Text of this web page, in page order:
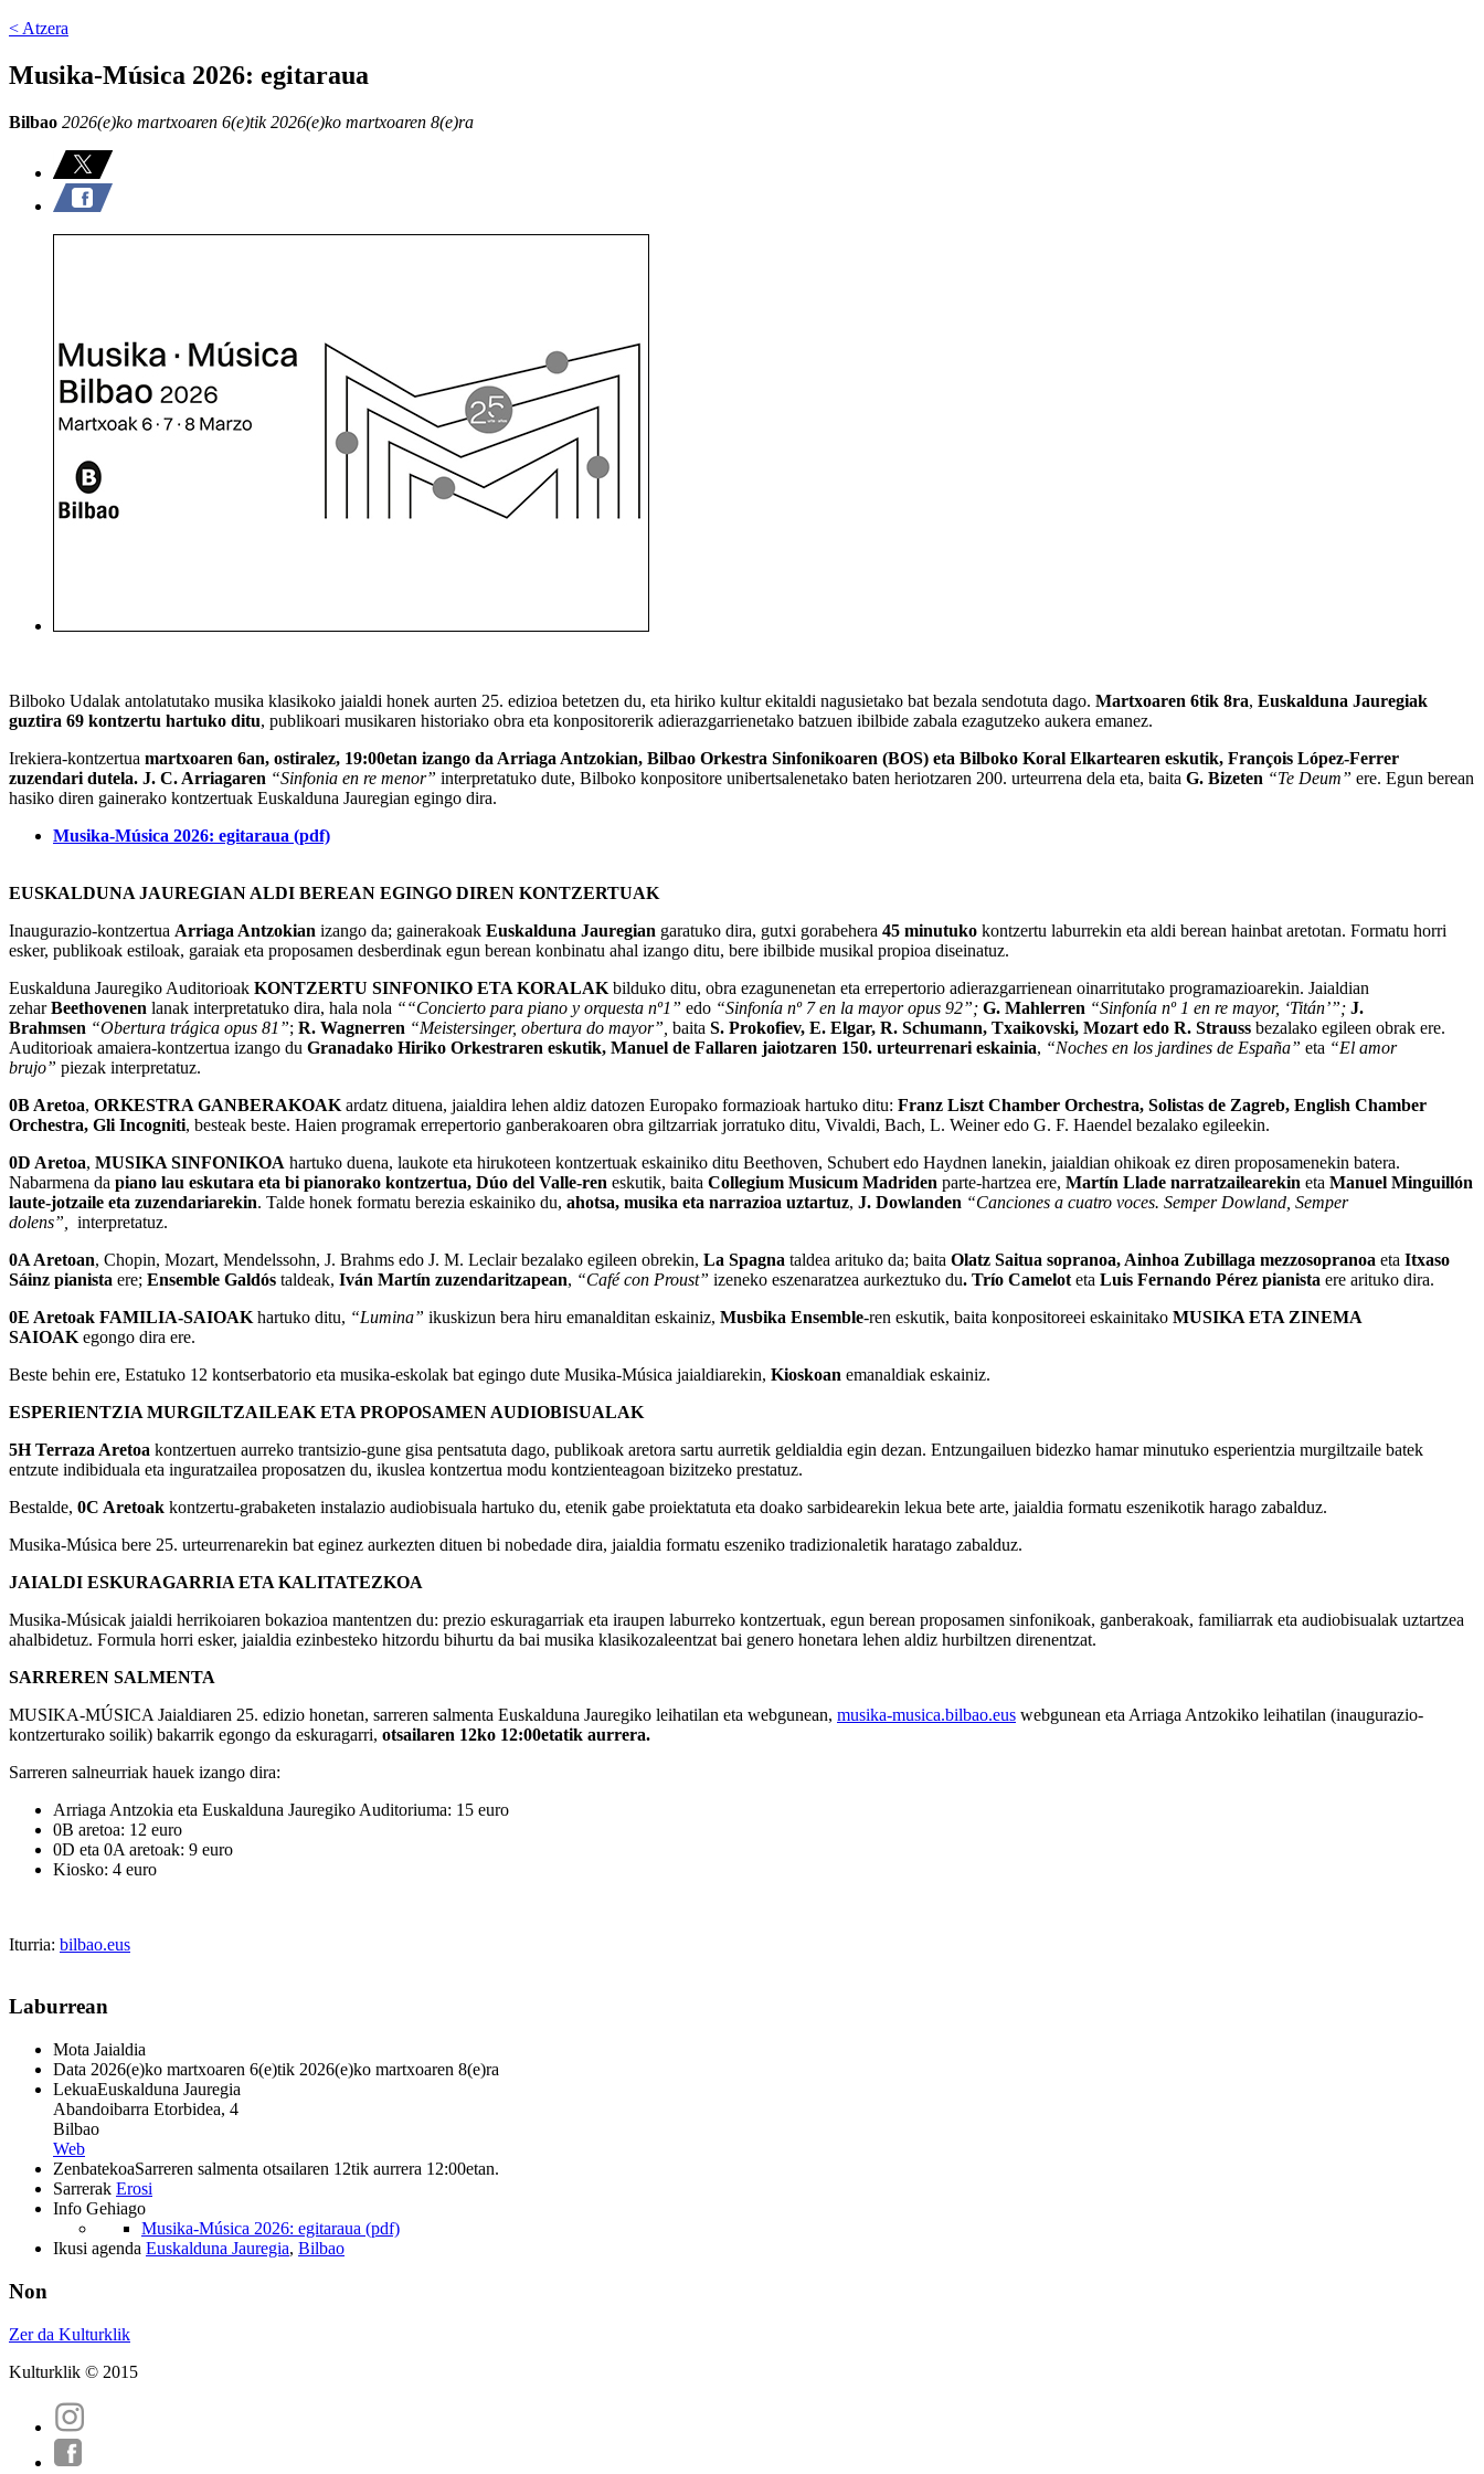
< Atzera
Musika-Música 2026: egitaraua
Bilbao 2026(e)ko martxoaren 6(e)tik 2026(e)ko martxoaren 8(e)ra
Bilboko Udalak antolatutako musika klasikoko jaialdi honek aurten 25. edizioa betetzen du, eta hiriko kultur ekitaldi nagusietako bat bezala sendotuta dago. Martxoaren 6tik 8ra, Euskalduna Jauregiak
guztira 69 kontzertu hartuko ditu, publikoari musikaren historiako obra eta konpositorerik adierazgarrienetako batzuen ibilbide zabala ezagutzeko aukera emanez.
Irekiera-kontzertua martxoaren 6an, ostiralez, 19:00etan izango da Arriaga Antzokian, Bilbao Orkestra Sinfonikoaren (BOS) eta Bilboko Koral Elkartearen eskutik, François López-Ferrer
zuzendari dutela. J. C. Arriagaren “Sinfonia en re menor” interpretatuko dute, Bilboko konpositore unibertsalenetako baten heriotzaren 200. urteurrena dela eta, baita G. Bizeten “Te Deum” ere. Egun berean
hasiko diren gainerako kontzertuak Euskalduna Jauregian egingo dira.
Musika-Música 2026: egitaraua (pdf)
EUSKALDUNA JAUREGIAN ALDI BEREAN EGINGO DIREN KONTZERTUAK
Inaugurazio-kontzertua Arriaga Antzokian izango da; gainerakoak Euskalduna Jauregian garatuko dira, gutxi gorabehera 45 minutuko kontzertu laburrekin eta aldi berean hainbat aretotan. Formatu horri
esker, publikoak estiloak, garaiak eta proposamen desberdinak egun berean konbinatu ahal izango ditu, bere ibilbide musikal propioa diseinatuz.
Euskalduna Jauregiko Auditorioak KONTZERTU SINFONIKO ETA KORALAK bilduko ditu, obra ezagunenetan eta errepertorio adierazgarrienean oinarritutako programazioarekin. Jaialdian
zeharBeethovenen lanak interpretatuko dira, hala nola ““Concierto para piano y orquesta nº1 ” edo “Sinfonía nº 7 en la mayor opus 92”; G. Mahlerren “Sinfonía nº 1 en re mayor, ‘Titán’”; J.
Brahmsen “Obertura trágica opus 81”; R. Wagnerren “Meistersinger, obertura do mayor”, baita S. Prokofiev, E. Elgar, R. Schumann, Txaikovski, Mozart edo R. Strauss bezalako egileen obrak ere.
Auditorioak amaiera-kontzertua izango du Granadako Hiriko Orkestraren eskutik, Manuel de Fallaren jaiotzaren 150. urteurrenari eskainia, “Noches en los jardines de España” eta “El amor
brujo” piezak interpretatuz.
0B Aretoa, ORKESTRA GANBERAKOAK ardatz dituena, jaialdira lehen aldiz datozen Europako formazioak hartuko ditu: Franz Liszt Chamber Orchestra, Solistas de Zagreb, English Chamber
Orchestra, Gli Incogniti, besteak beste. Haien programak errepertorio ganberakoaren obra giltzarriak jorratuko ditu, Vivaldi, Bach, L. Weiner edo G. F. Haendel bezalako egileekin.
0D Aretoa, MUSIKA SINFONIKOA hartuko duena, laukote eta hirukoteen kontzertuak eskainiko ditu Beethoven, Schubert edo Haydnen lanekin, jaialdian ohikoak ez diren proposamenekin batera.
Nabarmena da piano lau eskutara eta bi pianorako kontzertua, Dúo del Valle-ren eskutik, baita Collegium Musicum Madriden parte-hartzea ere, Martín Llade narratzailearekin eta Manuel Minguillón
laute-jotzaile eta zuzendariarekin. Talde honek formatu berezia eskainiko du, ahotsa, musika eta narrazioa uztartuz, J. Dowlanden “Canciones a cuatro voces. Semper Dowland, Semper
dolens”,
interpretatuz.
0A Aretoan, Chopin, Mozart, Mendelssohn, J. Brahms edo J. M. Leclair bezalako egileen obrekin, La Spagna taldea arituko da; baita Olatz Saitua sopranoa, Ainhoa Zubillaga mezzosopranoa eta Itxaso
Sáinz pianista ere; Ensemble Galdós taldeak, Iván Martín zuzendaritzapean, “Café con Proust” izeneko eszenaratzea aurkeztuko du. Trío Camelot eta Luis Fernando Pérez pianista ere arituko dira.
0E Aretoak FAMILIA-SAIOAK hartuko ditu, “Lumina” ikuskizun bera hiru emanalditan eskainiz, Musbika Ensemble-ren eskutik, baita konpositoreei eskainitako MUSIKA ETA ZINEMA
SAIOAK egongo dira ere.
Beste behin ere, Estatuko 12 kontserbatorio eta musika-eskolak bat egingo dute Musika-Música jaialdiarekin, Kioskoan emanaldiak eskainiz.
ESPERIENTZIA MURGILTZAILEAK ETA PROPOSAMEN AUDIOBISUALAK
5H Terraza Aretoa kontzertuen aurreko trantsizio-gune gisa pentsatuta dago, publikoak aretora sartu aurretik geldialdia egin dezan. Entzungailuen bidezko hamar minutuko esperientzia murgiltzaile batek
entzute indibiduala eta inguratzailea proposatzen du, ikuslea kontzertua modu kontzienteagoan bizitzeko prestatuz.
Bestalde, 0C Aretoak kontzertu-grabaketen instalazio audiobisuala hartuko du, etenik gabe proiektatuta eta doako sarbidearekin lekua bete arte, jaialdia formatu eszenikotik harago zabalduz.
Musika-Música bere 25. urteurrenarekin bat eginez aurkezten dituen bi nobedade dira, jaialdia formatu eszeniko tradizionaletik haratago zabalduz.
JAIALDI ESKURAGARRIA ETA KALITATEZKOA
Musika-Músicak jaialdi herrikoiaren bokazioa mantentzen du: prezio eskuragarriak eta iraupen laburreko kontzertuak, egun berean proposamen sinfonikoak, ganberakoak, familiarrak eta audiobisualak uztartzea
ahalbidetuz. Formula horri esker, jaialdia ezinbesteko hitzordu bihurtu da bai musika klasikozaleentzat bai genero honetara lehen aldiz hurbiltzen direnentzat.
SARREREN SALMENTA
MUSIKA-MÚSICA Jaialdiaren 25. edizio honetan, sarreren salmenta Euskalduna Jauregiko leihatilan eta webgunean, musika-musica.bilbao.eus webgunean eta Arriaga Antzokiko leihatilan (inaugurazio-
kontzerturako soilik) bakarrik egongo da eskuragarri, otsailaren 12ko 12:00etatik aurrera.
Sarreren salneurriak hauek izango dira:
Arriaga Antzokia eta Euskalduna Jauregiko Auditoriuma: 15 euro
0B aretoa: 12 euro
0D eta 0A aretoak: 9 euro
Kiosko: 4 euro
Iturria: bilbao.eus
Laburrean
Mota Jaialdia
Data 2026(e)ko martxoaren 6(e)tik 2026(e)ko martxoaren 8(e)ra
LekuaEuskalduna Jauregia
Abandoibarra Etorbidea, 4
Bilbao
Web
ZenbatekoaSarreren salmenta otsailaren 12tik aurrera 12:00etan.
Sarrerak Erosi
Info Gehiago
Musika-Música 2026: egitaraua (pdf)
Ikusi agenda Euskalduna Jauregia, Bilbao
Non
Zer da Kulturklik
Kulturklik © 2015